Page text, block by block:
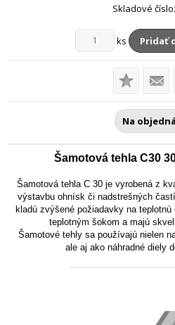
Skladové číslo:
ks Pridať
Na
Šamotová tehla C30
Šamotová tehla C 30 je vyrobená z
výstavbu ohnísk či nadstrešných
kladú zvýšené požiadavky na
teplotným šokom a majú
Šamotové tehly sa používajú nielen
ale aj ako náhradné diely